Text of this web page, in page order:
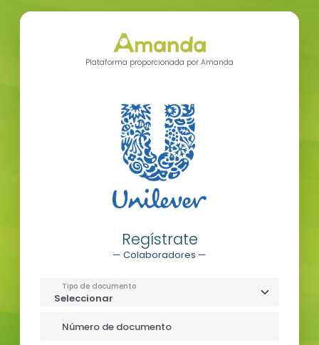
Plataforma proporcionada por Amanda
Regístrate
— Colaboradores —
Tipo de documento
Número de documento